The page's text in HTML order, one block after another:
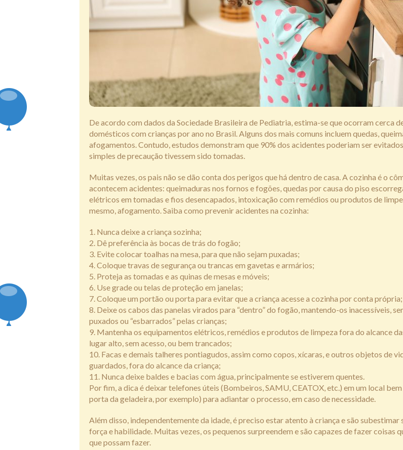
De acordo com dados da Sociedade Brasileira de Pediatria, estima-se que ocorram cerca
domésticos com crianças por ano no Brasil. Alguns dos mais comuns incluem quedas,
afogamentos. Contudo, estudos demonstram que 90% dos acidentes poderiam ser
simples de precaução tivessem sido tomadas.
Muitas vezes, os pais não se dão conta dos perigos que há dentro de casa. A cozinha é o
acontecem acidentes: queimaduras nos fornos e fogões, quedas por causa do piso
elétricos em tomadas e fios desencapados, intoxicação com remédios ou produtos de
mesmo, afogamento. Saiba como prevenir acidentes na cozinha:
Nunca deixe a criança sozinha;
Dê preferência às bocas de trás do fogão;
Evite colocar toalhas na mesa, para que não sejam puxadas;
Coloque travas de segurança ou trancas em gavetas e armários;
Proteja as tomadas e as quinas de mesas e móveis;
Use grade ou telas de proteção em janelas;
Coloque um portão ou porta para evitar que a criança acesse a cozinha por conta própria;
Deixe os cabos das panelas virados para “dentro” do fogão, mantendo-os inacessíveis,
puxados ou “esbarrados” pelas crianças;
Mantenha os equipamentos elétricos, remédios e produtos de limpeza fora do alcance
lugar alto, sem acesso, ou bem trancados;
Facas e demais talheres pontiagudos, assim como copos, xícaras, e outros objetos de
guardados, fora do alcance da criança;
Nunca deixe baldes e bacias com água, principalmente se estiverem quentes.
Por fim, a dica é deixar telefones úteis (Bombeiros, SAMU, CEATOX, etc.) em um local
porta da geladeira, por exemplo) para adiantar o processo, em caso de necessidade.
Além disso, independentemente da idade, é preciso estar atento à criança e são subestimar
força e habilidade. Muitas vezes, os pequenos surpreendem e são capazes de fazer coisas
que possam fazer.